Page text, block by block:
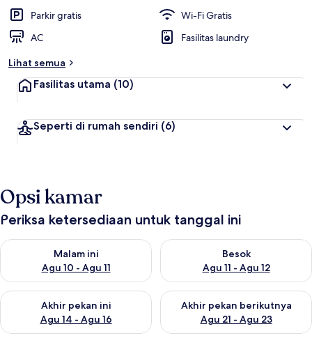
Parkir gratis
Wi-Fi Gratis
AC
Fasilitas laundry
Lihat semua
Fasilitas utama (10)
Seperti di rumah sendiri (6)
Opsi kamar
Periksa ketersediaan untuk tanggal ini
Malam ini
Agu 10 - Agu 11
Periksa ketersediaan untuk malam ini Agu 10 - Agu 11
Besok
Agu 11 - Agu 12
Periksa ketersediaan untuk
Akhir pekan ini
Agu 14 - Agu 16
Periksa ketersediaan untuk akhir pekan ini Agu 14 - Agu 16
Akhir pekan berikutnya
Agu 21 - Agu 23
Periksa ketersediaan untuk